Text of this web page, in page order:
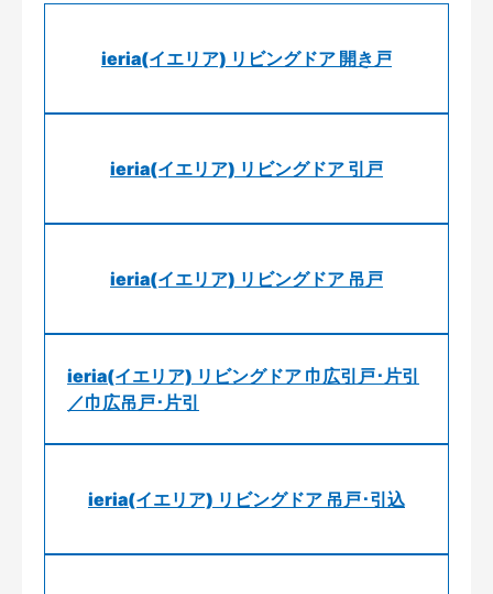
ieria(イエリア) リビングドア 開き戸
ieria(イエリア) リビングドア 引戸
ieria(イエリア) リビングドア 吊戸
ieria(イエリア) リビングドア 巾広引戸･片引
／巾広吊戸･片引
ieria(イエリア) リビングドア 吊戸･引込